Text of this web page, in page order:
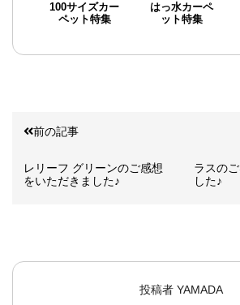
100サイズカー
ペット特集
はっ水カーペ
ット特集
前の記事
レリーフ グリーンのご感想
をいただきました♪
ラスの
した♪
投稿者 YAMADA